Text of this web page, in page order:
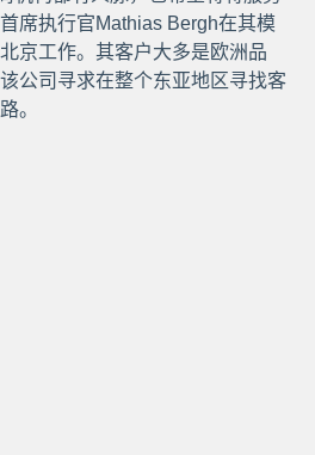
席执行官Mathias Bergh在其模
京工作。其客户大多是欧洲品
公司寻求在整个东亚地区寻找客
。